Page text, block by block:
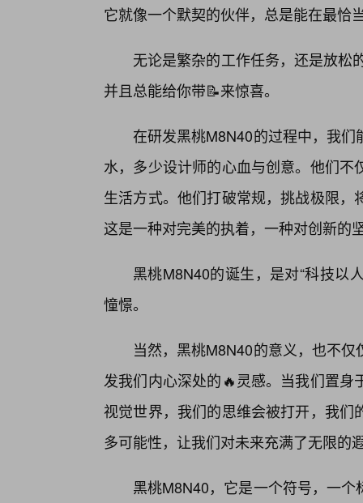
它就像一个默契的伙伴，总是能在最恰
无论是繁杂的工作任务，还是放松
并且总能给你带📝来惊喜。
在研发黑桃M8N40的过程中，我
水，多少设计师的心血与创意。他们
生活方式。他们打破常规，挑战极限
这是一种对完美的执着，一种对创新的
黑桃M8N40的诞生，是对“科技以
憧憬。
当然，黑桃M8N40的意义，也不
发我们内心深处的🔥灵感。当我们置
视觉世界，我们的思维会被打开，我
多可能性，让我们对未来充满了无限的
黑桃M8N40，它是一个符号，一